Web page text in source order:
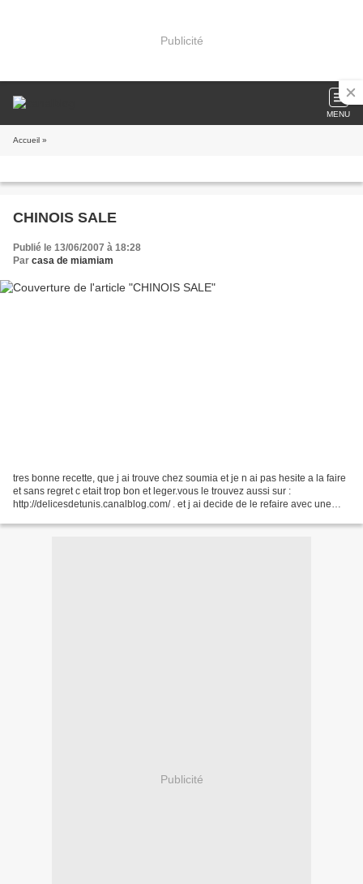
Publicité
MENU
Accueil »
CHINOIS SALE
Publié le 13/06/2007 à 18:28
Par casa de miamiam
tres bonne recette, que j ai trouve chez soumia et je n ai pas hesite a la faire
et sans regret c etait trop bon et leger.vous le trouvez aussi sur :
http://delicesdetunis.canalblog.com/ . et j ai decide de le refaire avec une
Publicité